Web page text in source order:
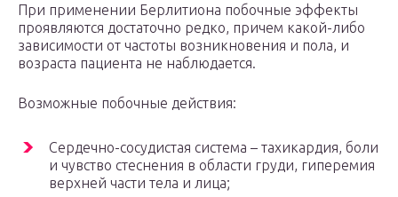
При применении Берлитиона побочные эффекты
проявляются достаточно редко, причем какой-либо
зависимости от частоты возникновения и пола, и
возраста пациента не наблюдается.
Возможные побочные действия:
Сердечно-сосудистая система – тахикардия, боли
и чувство стеснения в области груди, гиперемия
верхней части тела и лица;